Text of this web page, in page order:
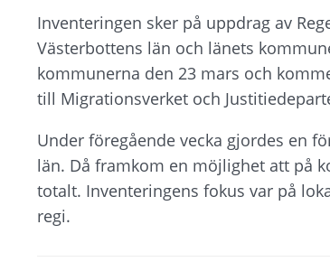
Inventeringen sker på uppdrag av
Västerbottens län och länets
kommunerna den 23 mars och
till Migrationsverket och
Under föregående vecka gjordes en
län. Då framkom en möjlighet att på
totalt. Inventeringens fokus var på
regi.